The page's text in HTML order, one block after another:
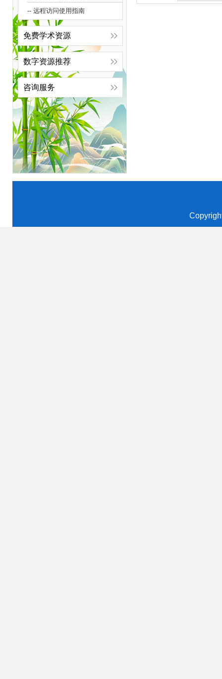
-- 远程访问使用指南
免费学术资源
数字资源推荐
咨询服务